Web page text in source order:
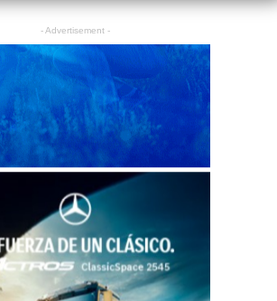
- Advertisement -